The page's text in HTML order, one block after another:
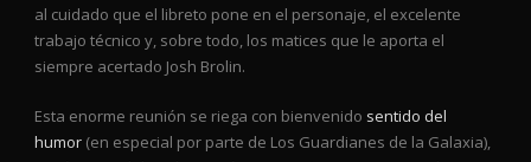
al cuidado que el libreto pone en el personaje, el excelente
trabajo técnico y, sobre todo, los matices que le aporta el
siempre acertado Josh Brolin.
Esta enorme reunión se riega con bienvenido sentido del
humor (en especial por parte de Los Guardianes de la Galaxia),